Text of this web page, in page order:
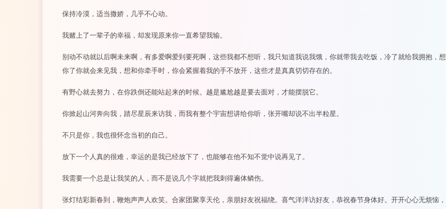
保持冷漠，适当撒娇，几乎不心动。
我赌上了一辈子的幸福，却发现原来你一直希望我输。
别动不动就以后啊未来啊，有多爱啊爱到要死啊，这些我都不想听，我只知道我说我饿，你就带我去吃饭，冷了就给我拥抱，想
你了你就会来见我，想和你牵手时，你会紧握着我的手不放开，这些才是真真切切存在的。
有野心就去努力，在你跌倒还能站起来的时候。越是尴尬越是要去面对，才能摆脱它。
你掀起山河奔向我，踏尽星辰来访我，而我有整个宇宙想讲给你听，张开嘴却说不出半粒星。
不只是你，我也很怀念当初的自己。
放下一个人真的很难，幸运的是我已经放下了，也能够在他不知不觉中说再见了。
我需要一个总是让我笑的人，而不是说几个字就把我刺得遍体鳞伤。
张灯结彩新春到，鞭炮声声人欢笑。合家团聚享天伦，亲朋好友祝福绕。喜气洋洋访好友，恭祝春节身体好。开开心心无烦恼，